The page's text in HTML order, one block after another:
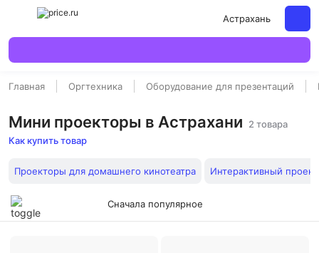
Астрахань
Главная Оргтехника Оборудование для презентаций
Мини проекторы в Астрахани
2 товара
Как купить товар
Проекторы для домашнего кинотеатра Интерактивный
Сначала популярное